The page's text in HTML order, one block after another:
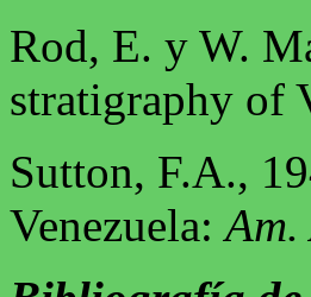
Rod, E. y W.
stratigraphy of
Sutton, F.A.,
Venezuela:Am.